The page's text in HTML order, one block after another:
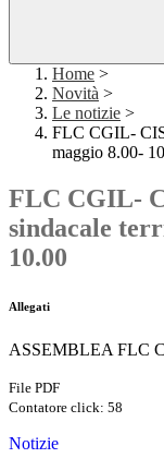
Home >
Novità >
Le notizie >
FLC CGIL-
maggio 8.00-
FLC CGIL-
sindacale
10.00
Allegati
ASSEMBLEA FLC
File PDF
Contatore click: 58
Notizie